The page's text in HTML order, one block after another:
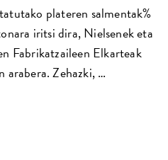
plateren salmentak%
iritsi dira, Nielsenek eta
Fabrikatzaileen Elkarteak
arabera. Zehazki, …